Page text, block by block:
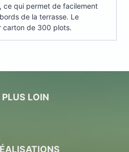
ce qui permet de facilement
de la terrasse. Le
carton de 300 plots.
LOIN